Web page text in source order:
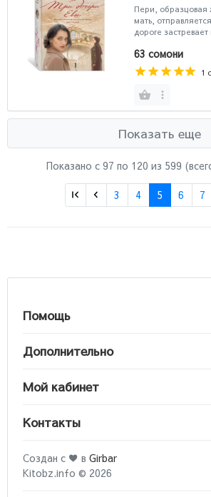
Пери, образцовая
мать,
дороге
63 сомони
1
Показать еще
Показано с 97 по 120 из 599
3 4 5 6 7
Помощь
Дополнительно
Мой кабинет
Контакты
Создан с ♥ в Girbar
Kitobz.info © 2026